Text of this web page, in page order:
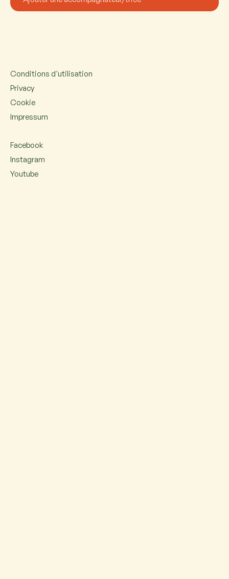
Conditions d'utilisation
Privacy
Cookie
Impressum
Facebook
Instagram
Youtube